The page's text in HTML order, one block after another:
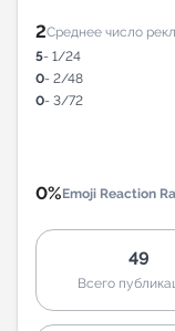
2Среднее число
5- 1/24
0- 2/48
0- 3/72
0%Emoji Reaction
49
Всего